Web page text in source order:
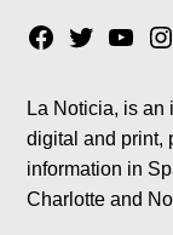
Facebook
Twitter
La Noticia, is an
digital and print,
information in
Charlotte and